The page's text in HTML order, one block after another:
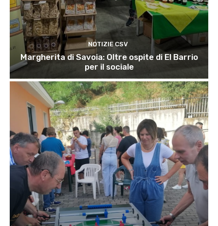
NOTIZIE CSV
Margherita di Savoia: Oltre ospite di El Barrio
per il sociale